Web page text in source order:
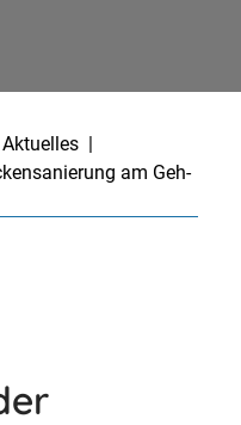
Aktuelles
am Geh-